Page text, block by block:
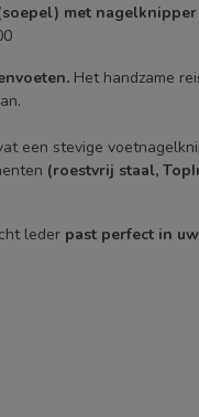
met
Het handzame
een stevige
(roestvrij staal,
leder past perfect in